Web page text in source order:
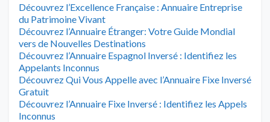
Découvrez l’Excellence Française : Annuaire Entreprise
du Patrimoine Vivant
Découvrez l’Annuaire Étranger: Votre Guide Mondial
vers de Nouvelles Destinations
Découvrez l’Annuaire Espagnol Inversé : Identifiez les
Appelants Inconnus
Découvrez Qui Vous Appelle avec l’Annuaire Fixe Inversé
Gratuit
Découvrez l’Annuaire Fixe Inversé : Identifiez les Appels
Inconnus